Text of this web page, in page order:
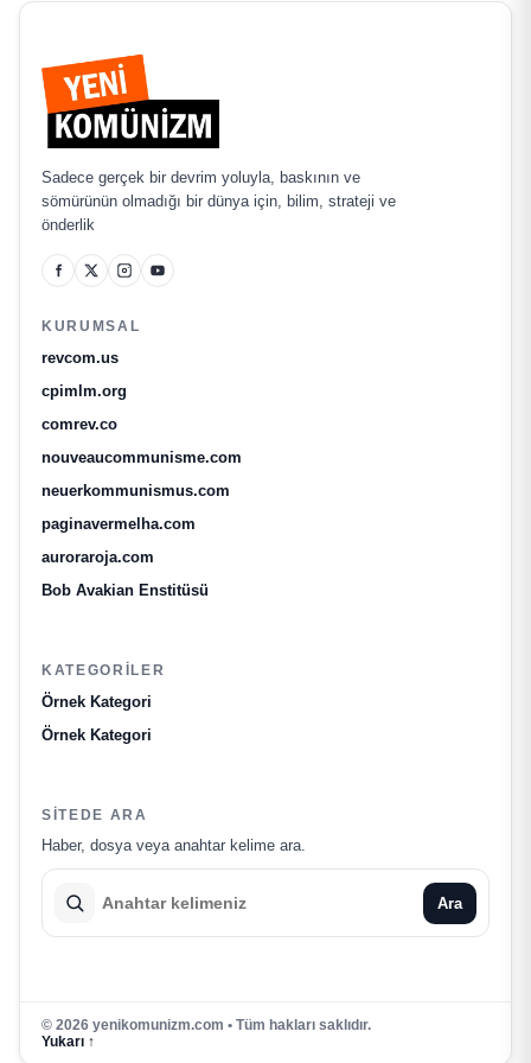
Sadece gerçek bir devrim yoluyla, baskının ve
sömürünün olmadığı bir dünya için, bilim, strateji ve
önderlik
KURUMSAL
revcom.us
cpimlm.org
comrev.co
nouveaucommunisme.com
neuerkommunismus.com
paginavermelha.com
auroraroja.com
Bob Avakian Enstitüsü
KATEGORILER
Örnek Kategori
Örnek Kategori
SITEDE ARA
Haber, dosya veya anahtar kelime ara.
Ara
© 2026 yenikomunizm.com • Tüm hakları saklıdır.
Yukarı ↑